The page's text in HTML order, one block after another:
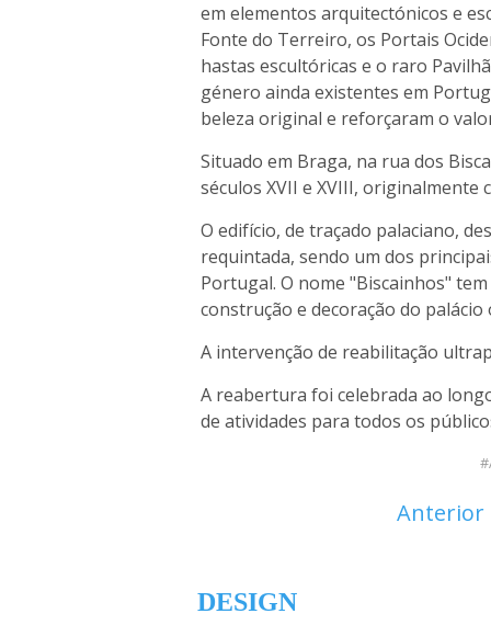
em elementos arquitectónicos e
Fonte do Terreiro, os Portais
hastas escultóricas e o raro
género ainda existentes em
beleza original e reforçaram o
Situado em Braga, na rua dos
séculos XVII e XVIII,
O edifício, de traçado palaciano,
requintada, sendo um dos
Portugal. O nome "Biscainhos"
construção e decoração do
A intervenção de reabilitação
A reabertura foi celebrada ao
de atividades para todos os
Anterior
DESIGN